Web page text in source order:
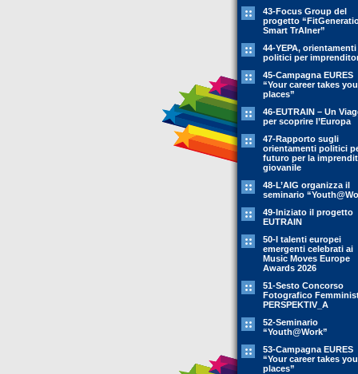
43-Focus Group del
progetto
Smart TrAIner”
44-YEPA, orientamenti
politici per
45-Campagna EURES
“Your career takes you
places”
46-EUTRAIN – Un
per scoprire l’Europa
47-Rapporto sugli
orientamenti politici
futuro per la
giovanile
48-L’AIG organizza il
seminario
49-Iniziato il progetto
EUTRAIN
50-I talenti europei
emergenti celebrati ai
Music Moves Europe
Awards 2026
51-Sesto Concorso
Fotografico
PERSPEKTIV_A
52-Seminario
“Youth@Work”
53-Campagna EURES
“Your career takes you
places”